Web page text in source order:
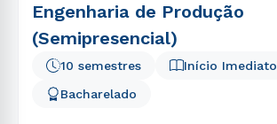
Engenharia de Produção
(Semipresencial)
Início Imediato
Bacharelado
10 semestres